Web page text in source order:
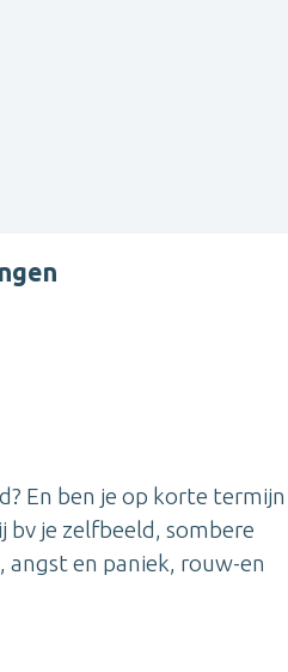
En ben je op korte
bv je zelfbeeld, sombere
en paniek, rouw-en